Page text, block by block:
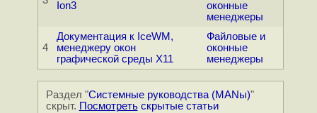
Ion3
оконные
менеджеры
4
Документация к IceWM,
менеджеру окон
графической среды Х11
Файловые и
оконные
менеджеры
Раздел "Системные руководства (MANы)"
скрыт. Посмотретьскрытые статьи